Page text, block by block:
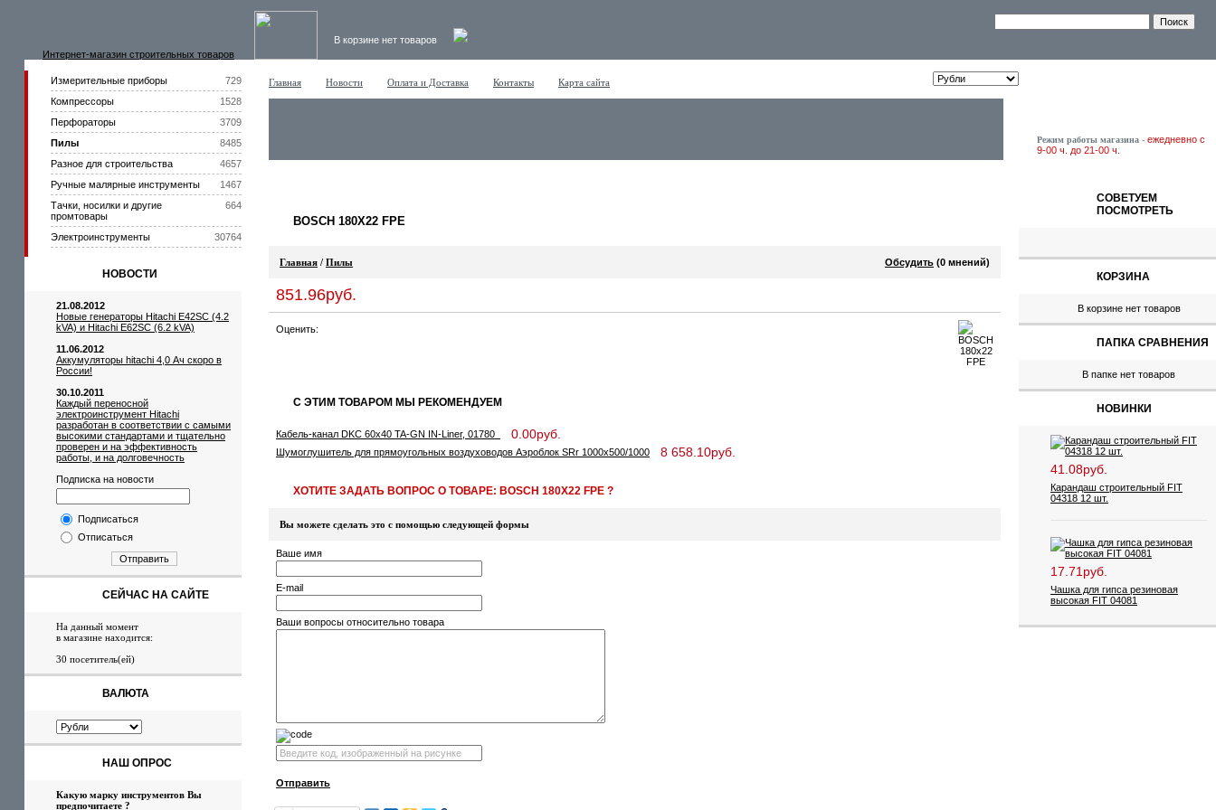
Интернет-магазин строительных товаров
В корзине нет товаров
729
Измерительные приборы
1528
Компрессоры
3709
Перфораторы
8485
Пилы
4657
Разное для строительства
1467
Ручные малярные инструменты
664
Тачки, носилки и другие
промтовары
30764
Электроинструменты
НОВОСТИ
21.08.2012
Новые генераторы Hitachi E42SC (4.2
kVA) и Hitachi E62SC (6.2 kVA)
11.06.2012
Аккумуляторы hitachi 4,0 Ач скоро в
России!
30.10.2011
Каждый переносной
электроинструмент Hitachi
разработан в соответствии с самыми
высокими стандартами и тщательно
проверен и на эффективность
работы, и на долговечность
Подписка на новости
Подписаться
Отписаться
Отправить
СЕЙЧАС НА САЙТЕ
На данный момент
в магазине находится:
30 посетитель(ей)
ВАЛЮТА
НАШ ОПРОС
Какую марку инструментов Вы
предпочитаете ?
Главная Новости Оплата и Доставка Контакты Карта сайта
Режим работы магазина - ежедневно с
9-00 ч. до 21-00 ч.
BOSCH 180X22 FPE
Обсудить (0 мнений)
Главная / Пилы
851.96руб.
Оценить:
С ЭТИМ ТОВАРОМ МЫ РЕКОМЕНДУЕМ
Кабель-канал DKC 60x40 TA-GN IN-Liner, 01780 0.00руб.
Шумоглушитель для прямоугольных воздуховодов Аэроблок SRr 1000x500/1000 8 658.10руб.
ХОТИТЕ ЗАДАТЬ ВОПРОС О ТОВАРЕ: BOSCH 180X22 FPE ?
Вы можете сделать это с помощью следующей формы
Ваше имя
E-mail
Ваши вопросы относительно товара
Отправить
СОВЕТУЕМ
ПОСМОТРЕТЬ
КОРЗИНА
В корзине нет товаров
ПАПКА СРАВНЕНИЯ
В папке нет товаров
НОВИНКИ
41.08руб.
Карандаш строительный FIT
04318 12 шт.
17.71руб.
Чашка для гипса резиновая
высокая FIT 04081